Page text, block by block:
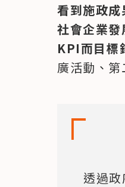
看到施政
社會企業
KPI而目標
廣活動、
透過